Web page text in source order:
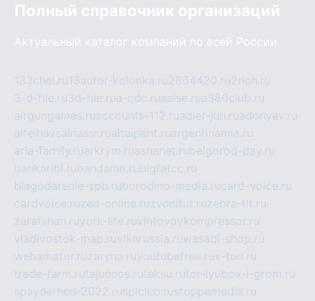
Полный справочник организаций
Актуальный каталог компаний по всей России
133chel.ru13autor-kolonka.ru2864420.ru2rich.ru
3-d-file.ru3d-file.rua-cdc.ruaalse.rua380club.ru
airgungames.ruaccounts-112.ruadler-jun.ruadonyev.ru
alfeihavsalnassr.rualtaipant.ruargentinamia.ru
aria-family.ruarkrym.ruashanet.rubelgorod-day.ru
bankaribi.rubandamn.rubigfatcc.ru
blagodarenie-spb.ruborodino-media.rucard-voice.ru
cardvoice.ruzed-online.ruzvonitut.ruzebra-tlt.ru
zarafshan.ruyork-life.ruvintovoykompressor.ru
vladivostok-map.ruvlknrussia.ruwasabi-shop.ru
webamator.ruzaryna.ruyoutubefree.rux-ton.ru
trade-farm.rutajuncos.rutaksu.rutor-lyubov-i-grom.ru
spayderhed-2022.rusplclub.rustoppamedia.ru